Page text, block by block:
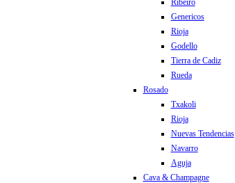
Ribeiro
Genericos
Rioja
Godello
Tierra de Cadiz
Rueda
Rosado
Txakoli
Rioja
Nuevas Tendencias
Navarro
Aguja
Cava & Champagne